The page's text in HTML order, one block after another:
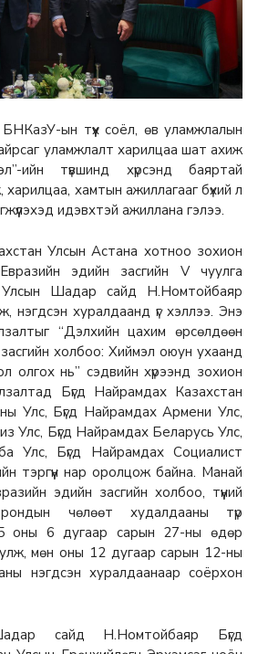
ын түүх соёл, өв уламжлалын
уламжлалт харилцаа шат ахиж
ийн түвшинд хүрсэнд баяртай
харилцаа, хамтын ажиллагааг бүхий л
идэвхтэй ажиллана гэлээ.
Улсын Астана хотноо зохион
эдийн засгийн V чуулга
Шадар сайд Н.Номтойбаяр
нэгдсэн хуралдаанд үг хэллээ. Энэ
“Дэлхийн цахим өрсөлдөөн
холбоо: Хиймэл оюун ухаанд
олгох нь” сэдвийн хүрээнд зохион
Бүгд Найрамдах Казахстан
Улс, Бүгд Найрамдах Армени Улс,
Улс, Бүгд Найрамдах Беларусь Улс,
Улс, Бүгд Найрамдах Социалист
тэргүүн нар оролцож байна. Манай
эдийн засгийн холбоо, түүний
чөлөөт худалдааны түр
оны 6 дугаар сарын 27-ны өдөр
мөн оны 12 дугаар сарын 12-ны
нэгдсэн хуралдаанаар соёрхон
сайд Н.Номтойбаяр Бүгд